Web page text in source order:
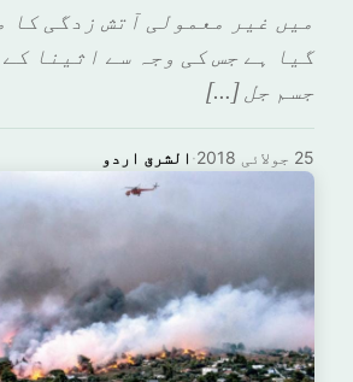
میں غیر معمولی آتش زدگی کا
گیا ہے جس کی وجہ سے اثینا
جسم جل […]
الشرق اردو · 25 جولائی 2018